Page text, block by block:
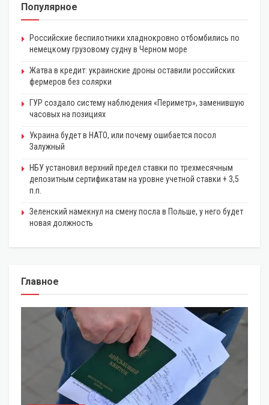
Популярное
Российские беспилотники хладнокровно отбомбились по
немецкому грузовому судну в Черном море
Жатва в кредит: украинские дроны оставили российских
фермеров без солярки
ГУР создало систему наблюдения «Периметр», заменившую
часовых на позициях
Украина будет в НАТО, или почему ошибается посол
Залужный
НБУ установил верхний предел ставки по трехмесячным
депозитным сертификатам на уровне учетной ставки + 3,5
п.п.
Зеленский намекнул на смену посла в Польше, у него будет
новая должность
Главное